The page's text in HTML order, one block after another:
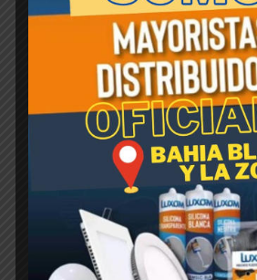
Guarda mi nombre, correo
web en este navegador para la
que comente.
Productos